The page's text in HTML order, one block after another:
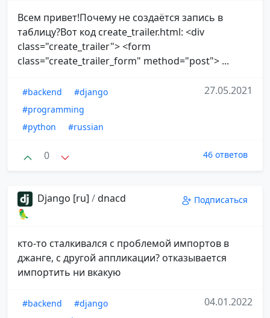
Всем привет!Почему не создаётся запись в
таблицу?Вот код create_trailer.html: <div
class="create_trailer"> <form
class="create_trailer_form" method="post"> ...
#backend
#django
#programming
#python
#russian
27.05.2021
0 46 ответов
Django [ru] /dnacd
🦜
Подписаться
кто-то сталкивался с проблемой импортов в
джанге, с другой аппликации? отказывается
импортить ни вкакую
#backend
#django
04.01.2022